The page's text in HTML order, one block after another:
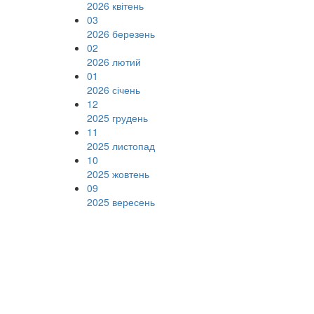
2026 квітень
03
2026 березень
02
2026 лютий
01
2026 січень
12
2025 грудень
11
2025 листопад
10
2025 жовтень
09
2025 вересень